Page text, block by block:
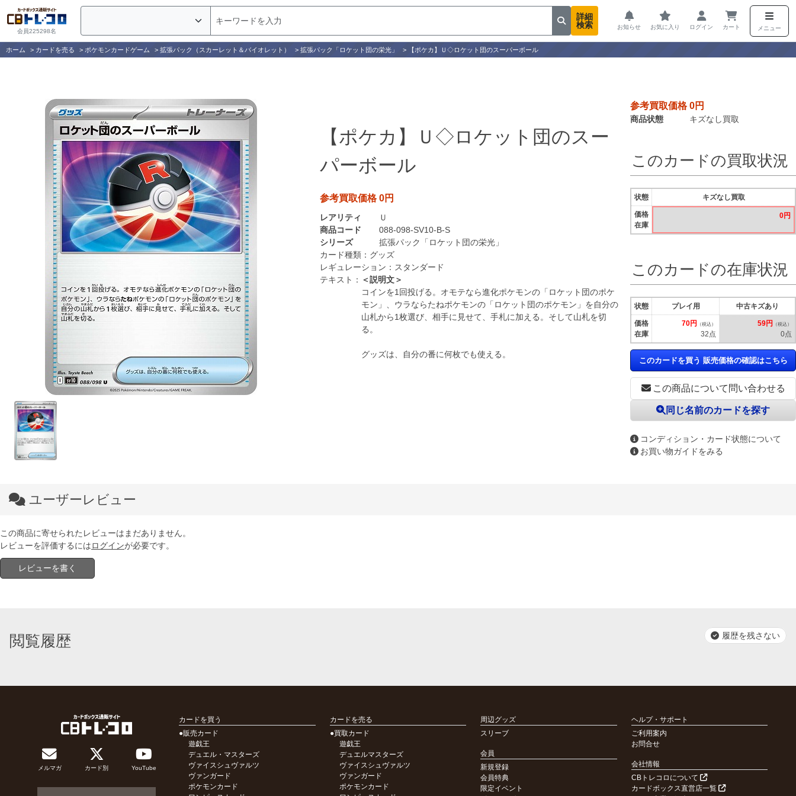
会員225298名
詳細
検索
お知らせ お気に入り ログイン カート メニュー
ホーム > カードを売る > ポケモンカードゲーム > 拡張パック（スカーレット＆バイオレット） > 拡張パック「ロケット団の栄光」 > 【ポケカ】Ｕ◇ロケット団のスーパーボール
【ポケカ】Ｕ◇ロケット団のスー
パーボール
参考買取価格 0円
レアリティ
Ｕ
商品コード
088-098-SV10-B-S
シリーズ
拡張パック「ロケット団の栄光」
カード種類： グッズ
レギュレーション： スタンダード
テキスト： ＜説明文＞
コインを1回投げる。オモテなら進化ポケモンの「ロケット団のポケ
モン」、ウラならたねポケモンの「ロケット団のポケモン」を自分の
山札から1枚選び、相手に見せて、手札に加える。そして山札を切
る。
グッズは、自分の番に何枚でも使える。
参考買取価格 0円
商品状態 キズなし買取
この商品について問い合わせる
同じ名前のカードを探す
コンディション・カード状態について
お買い物ガイドをみる
このカードの買取状況
状態
価格
在庫
キズなし買取
0円
このカードの在庫状況
状態
価格
在庫
プレイ用
70円 （税込）
32点
中古キズあり
59円 （税込）
0点
このカードを買う 販売価格の確認はこちら
ユーザーレビュー
この商品に寄せられたレビューはまだありません。
レビューを評価するにはログインが必要です。
レビューを書く
閲覧履歴 履歴を残さない
メルマガ カード別 YouTube
カードを買う
●販売カード
遊戯王
デュエル・マスターズ
ヴァイスシュヴァルツ
ヴァンガード
ポケモンカード
カードを売る
●買取カード
遊戯王
デュエルマスターズ
ヴァイスシュヴァルツ
ヴァンガード
ポケモンカード
周辺グッズ
スリーブ
会員
新規登録
会員特典
限定イベント
ヘルプ・サポート
ご利用案内
お問合せ
会社情報
CBトレコロについて
カードボックス直営店一覧